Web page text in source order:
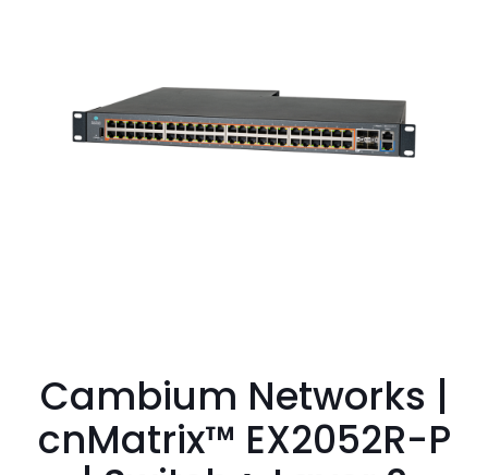
Cambium Networks |
cnMatrix™ EX2052R-P